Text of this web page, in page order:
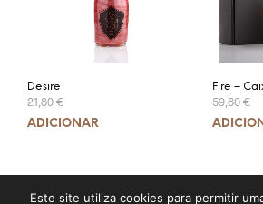
Desire
21,80€
ADICIONAR
Fire –
59,80€
Este site utiliza cookies para permitir